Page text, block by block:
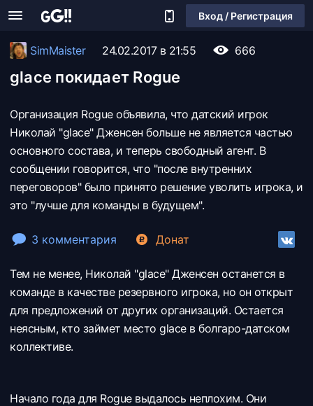
Вход / Регистрация
SimMaister 24.02.2017 в 21:55 666
glace покидает Rogue
Организация Rogue объявила, что датский игрок
Николай "glace" Дженсен больше не является частью
основного состава, и теперь свободный агент. В
сообщении говорится, что "после внутренних
переговоров" было принято решение уволить игрока, и
это "лучше для команды в будущем".
3 комментария Донат
Тем не менее, Николай "glace" Дженсен останется в
команде в качестве резервного игрока, но он открыт
для предложений от других организаций. Остается
неясным, кто займет место glace в болгаро-датском
коллективе.
Начало года для Rogue выдалось неплохим. Они